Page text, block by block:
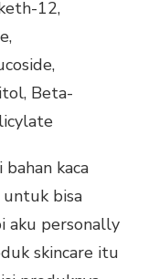
12,
Beta-
kaca
bisa
aku personally
skincare itu